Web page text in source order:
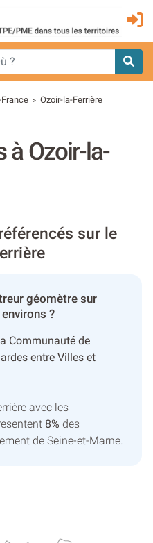
> Ozoir-la-Ferrière
à Ozoir-la-
sur le
géomètre sur
?
Communauté de
entre Villes et
avec les
8% des
de Seine-et-Marne.